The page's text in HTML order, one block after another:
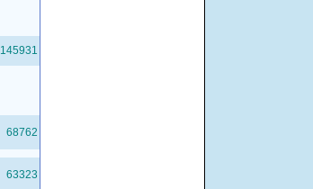
145931
68762
63323